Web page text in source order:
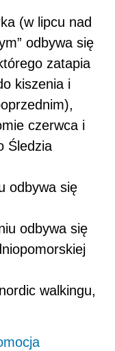
(w lipcu nad
odbywa się
zatapia
kiszenia i
czerwca i
Śledzia
odbywa się
odbywa się
walkingu,